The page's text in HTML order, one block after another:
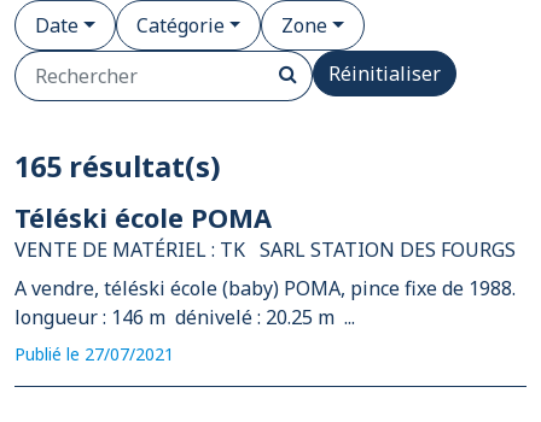
Date Catégorie
Zone
Réinitialiser
165 résultat(s)
Téléski école POMA
VENTE DE MATÉRIEL : TK SARL STATION DES FOURGS
A vendre, téléski école (baby) POMA, pince fixe de 1988.
longueur : 146 m dénivelé : 20.25 m ...
Publié le 27/07/2021